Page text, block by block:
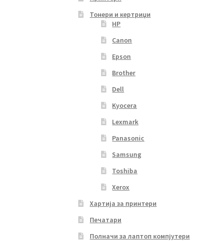
Тонери и кертриџи
HP
Canon
Epson
Brother
Dell
Kyocera
Lexmark
Panasonic
Samsung
Toshiba
Xerox
Хартија за принтери
Печатари
Полначи за лаптоп компјутери